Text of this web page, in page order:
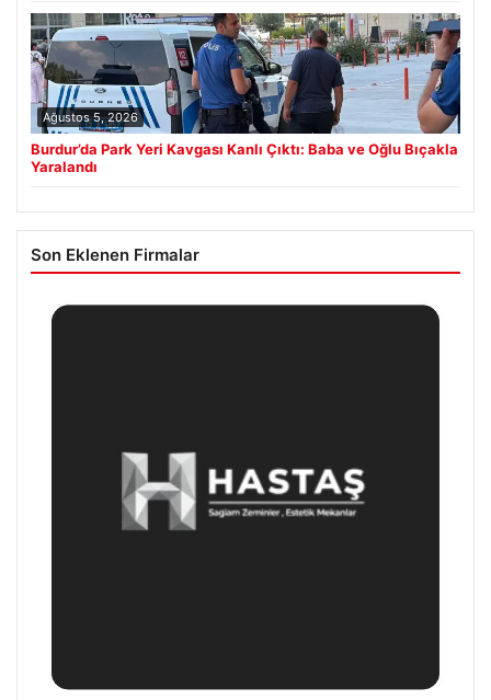
Ağustos 5, 2026
Burdur’da Park Yeri Kavgası Kanlı Çıktı: Baba ve Oğlu Bıçakla
Yaralandı
Son Eklenen Firmalar